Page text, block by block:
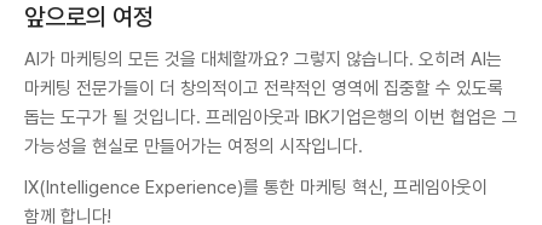
앞으로의 여정
AI가 마케팅의 모든 것을 대체할까요? 그렇지 않습니다. 오히려 AI는
마케팅 전문가들이 더 창의적이고 전략적인 영역에 집중할 수 있도록
돕는 도구가 될 것입니다. 프레임아웃과 IBK기업은행의 이번 협업은 그
가능성을 현실로 만들어가는 여정의 시작입니다.
IX(Intelligence Experience)를 통한 마케팅 혁신, 프레임아웃이
함께 합니다!